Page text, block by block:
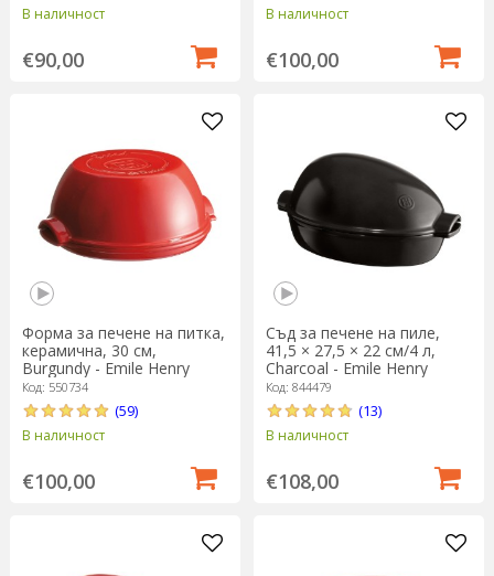
В наличност
€90,00
В наличност
€100,00
Форма за печене на питка,
керамична, 30 см,
Burgundy - Emile Henry
Код: 550734
(59)
В наличност
€100,00
Съд за печене на пиле,
41,5 × 27,5 × 22 см/4 л,
Charcoal - Emile Henry
Код: 844479
(13)
В наличност
€108,00